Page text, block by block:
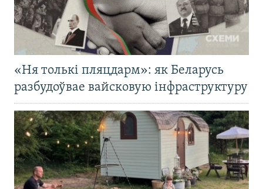
«Ня толькі пляцдарм»: як Беларусь
разбудоўвае вайсковую інфраструктуру